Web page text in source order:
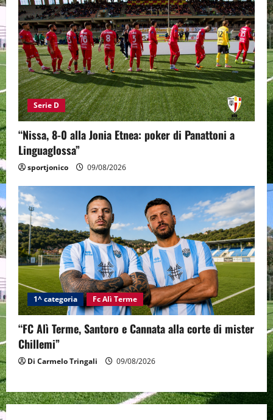
Serie D
“Nissa, 8-0 alla Jonia Etnea: poker di Panattoni a
Linguaglossa”
sportjonico 09/08/2026
1^ categoria Fc Alì Terme
“FC Alì Terme, Santoro e Cannata alla corte di mister
Chillemi”
Di Carmelo Tringali 09/08/2026